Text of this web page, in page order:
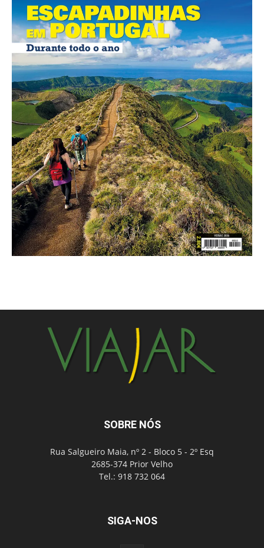
SOBRE NÓS
Rua Salgueiro Maia, nº 2 - Bloco 5 - 2º Esq
2685-374 Prior Velho
Tel.: 918 732 064
SIGA-NOS